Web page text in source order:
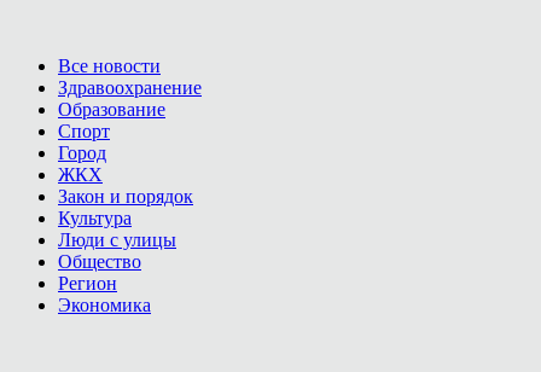
Все новости
Здравоохранение
Образование
Спорт
Город
ЖКХ
Закон и порядок
Культура
Люди с улицы
Общество
Регион
Экономика